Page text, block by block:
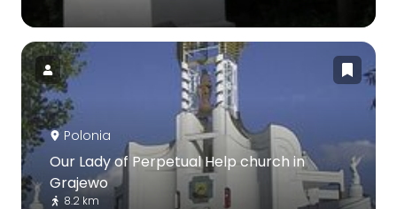
Polonia
Our Lady of Perpetual Help church in
Grajewo
8.2 km